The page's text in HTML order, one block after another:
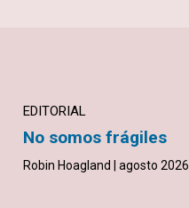
EDITORIAL
No somos frágiles
Robin Hoagland | agosto 2026